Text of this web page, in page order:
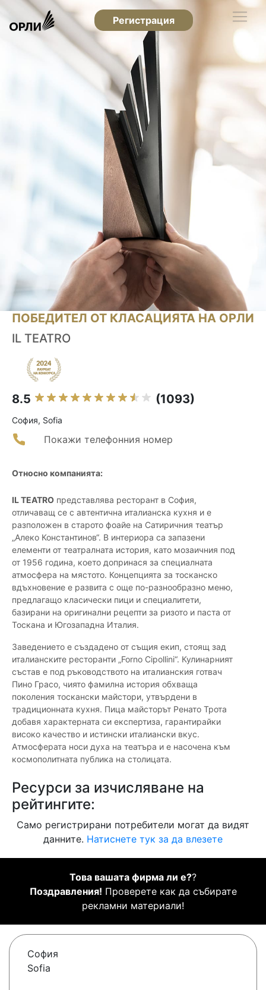
Регистрация
ПОБЕДИТЕЛ ОТ КЛАСАЦИЯТА НА ОРЛИ
IL TEATRO
8.5 (1093)
София, Sofia
Покажи телефонния номер
Относно компанията:
IL TEATRO представлява ресторант в София,
отличаващ се с автентична италианска кухня и е
разположен в старото фоайе на Сатиричния театър
„Алеко Константинов“. В интериора са запазени
елементи от театралната история, като мозаичния под
от 1956 година, което допринася за специалната
атмосфера на мястото. Концепцията за тосканско
вдъхновение е развита с още по-разнообразно меню,
предлагащо класически пици и специалитети,
базирани на оригинални рецепти за ризото и паста от
Тоскана и Югозападна Италия.
Заведението е създадено от същия екип, стоящ зад
италианските ресторанти „Forno Cipollini“. Кулинарният
състав е под ръководството на италианския готвач
Пино Грасо, чиято фамилна история обхваща
поколения тоскански майстори, утвърдени в
традиционната кухня. Пица майсторът Ренато Трота
добавя характерната си експертиза, гарантирайки
високо качество и истински италиански вкус.
Атмосферата носи духа на театъра и е насочена към
космополитната публика на столицата.
Ресурси за изчисляване на
рейтингите:
Само регистрирани потребители могат да видят
данните. Натиснете тук за да влезете
Това вашата фирма ли е??
Поздравления! Проверете как да събирате
рекламни материали!
София
Sofia